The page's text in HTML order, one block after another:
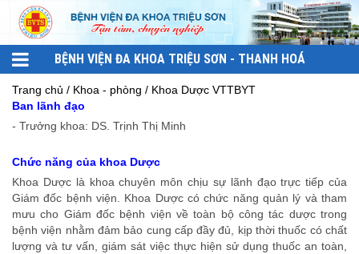
BỆNH VIỆN ĐA KHOA TRIỆU SƠN - THANH HOÁ
Trang chủ / Khoa - phòng / Khoa Dược VTTBYT
Ban lãnh đạo
- Trưởng khoa: DS. Trịnh Thị Minh
Chức năng của khoa Dược
Khoa Dược là khoa chuyên môn chịu sự lãnh đạo trực tiếp của
Giám đốc bệnh viện. Khoa Dược có chức năng quản lý và tham
mưu cho Giám đốc bệnh viện về toàn bộ công tác dược trong
bệnh viện nhằm đảm bảo cung cấp đầy đủ, kịp thời thuốc có chất
lượng và tư vấn, giám sát việc thực hiện sử dụng thuốc an toàn,